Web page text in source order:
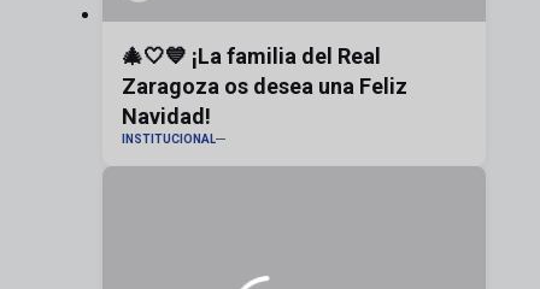
🎄🤍💙 ¡La familia del Real
Zaragoza os desea una Feliz
Navidad!
INSTITUCIONAL